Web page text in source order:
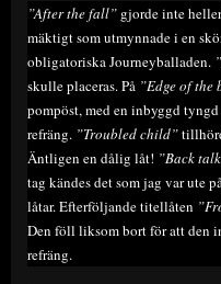
”After the fall” gjorde inte
mäktigt som utmynnade i en
obligatoriska Journeyballaden.
skulle placeras. På ”Edge of the
pompöst, med en inbyggd
refräng. ”Troubled child”
Äntligen en dålig låt! ”Back
tag kändes det som jag var ute
låtar. Efterföljande titellåten
Den föll liksom bort för att den
refräng.